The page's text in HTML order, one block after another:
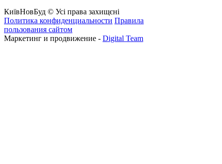
КиївНовБуд © Усі права захищєні
Политика конфиденциальности Правила
пользования сайтом
Маркетинг и продвижение - Digital Team